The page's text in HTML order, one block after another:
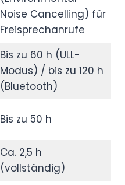
Noise Cancelling) für
Freisprechanrufe
Bis zu 60 h (ULL-
Modus) / bis zu 120 h
(Bluetooth)
Bis zu 50 h
Ca. 2,5 h
(vollständig)